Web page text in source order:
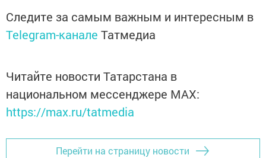
Следите за самым важным и интересным в
Telegram-канале Татмедиа
Читайте новости Татарстана в
национальном мессенджере MАХ:
https://max.ru/tatmedia
Перейти на страницу новости